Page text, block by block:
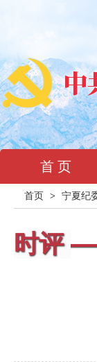
首 页
首页 > 宁夏纪
时评